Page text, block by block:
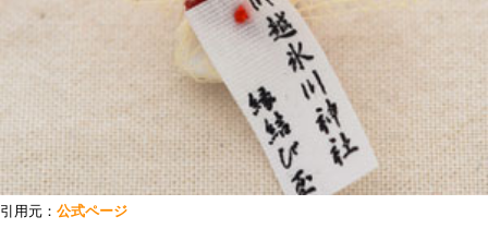
引用元： 公式ページ